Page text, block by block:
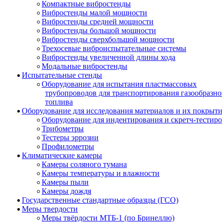
Компактные вибростенды
Вибростенды малой мощности
Вибростенды средней мощности
Вибростенды большой мощности
Вибростенды сверхбольшой мощности
Трехосевые виброиспытательные системы
Вибростенды увеличенной длины хода
Модальные вибростенды
Испытательные стенды
Оборудование для испытания пластмассовых
трубопроводов для транспортирования
топлива
Оборудование для исследования материалов и их
Оборудование для индентирования и скретч-
Трибометры
Тестеры эррозии
Профилометры
Климатические камеры
Камеры соляного тумана
Камеры температуры и влажности
Камеры пыли
Камеры дождя
Государственные стандартные образцы (ГСО)
Меры твердости
Меры твёрдости МТБ-1 (по Бринеллю)